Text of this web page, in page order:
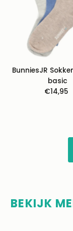
BunniesJR
basic
€14,95
BEKIJK